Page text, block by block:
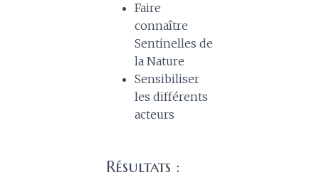
Faire
connaître
Sentinelles de
la Nature
Sensibiliser
les différents
acteurs
Résultats :